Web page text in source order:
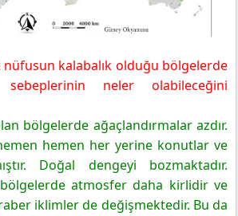
kalabalık olduğu bölgelerde
sebeplerinin neler olabileceğini
bölgelerde ağaçlandırmalar azdır.
hemen her yerine konutlar ve
Doğal dengeyi bozmaktadır.
atmosfer daha kirlidir ve
iklimler de değişmektedir. Bu da